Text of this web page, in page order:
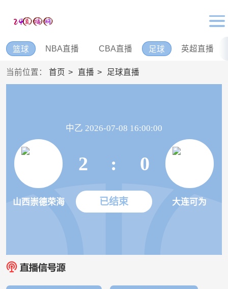
篮球 NBA直播 CBA直播 足球 英超直播
当前位置： 首页 直播 足球直播
中乙 2026-07-08 16:00:00
山西崇德荣海
2 : 0
已结束 大连可为